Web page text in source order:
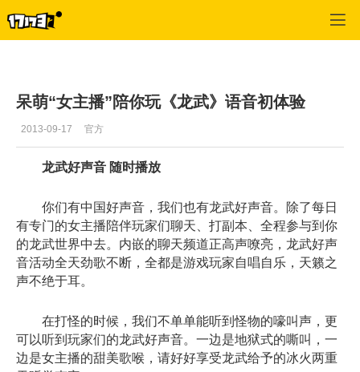
呆萌“女主播”陪你玩《龙武》语音初体验
2013-09-17 官方
龙武好声音 随时播放
你们有中国好声音，我们也有龙武好声音。除了每日
有专门的女主播陪伴玩家们聊天、打副本、全程参与到你
的龙武世界中去。内嵌的聊天频道正高声嘹亮，龙武好声
音活动全天劲歌不断，全都是游戏玩家自唱自乐，天籁之
声不绝于耳。
在打怪的时候，我们不单单能听到怪物的嚎叫声，更
可以听到玩家们的龙武好声音。一边是地狱式的嘶叫，一
边是女主播的甜美歌喉，请好好享受龙武给予的冰火两重